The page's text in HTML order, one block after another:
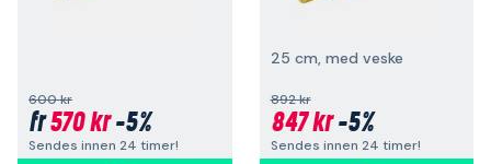
600 kr
fr570 kr-5%
Sendes innen 24 timer!
25 cm, med veske
892 kr
847 kr-5%
Sendes innen 24 timer!